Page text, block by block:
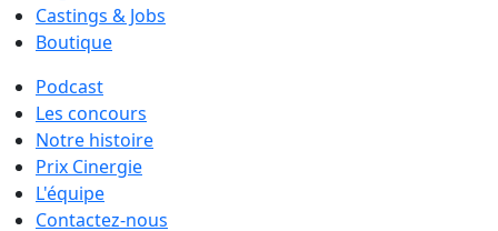
Castings & Jobs
Boutique
Podcast
Les concours
Notre histoire
Prix Cinergie
L'équipe
Contactez-nous